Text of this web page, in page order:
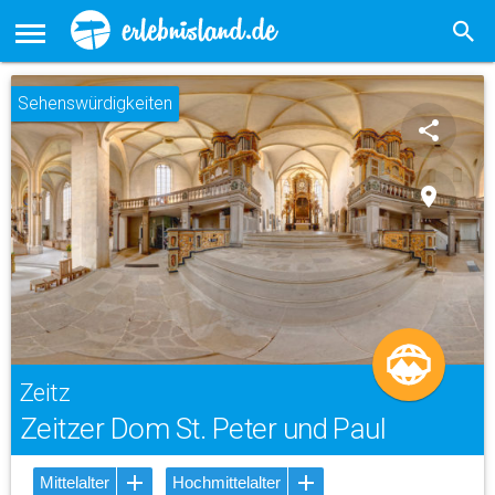
Sehenswürdigkeiten
Zeitz
Zeitzer Dom St. Peter und Paul
share
place
Mittelalter
Hochmittelalter